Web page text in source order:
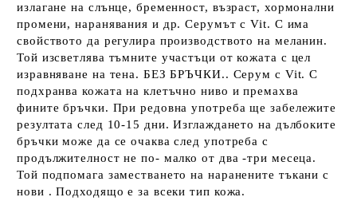
излагане на слънце, бременност, възраст, хормонални
промени, наранявания и др. Серумът с Vit. C има
свойството да регулира производството на меланин.
Той изсветлява тъмните участъци от кожата с цел
изравняване на тена. БЕЗ БРЪЧКИ.. Серум с Vit. C
подхранва кожата на клетъчно ниво и премахва
фините бръчки. При редовна употреба ще забележите
резултата след 10-15 дни. Изглаждането на дълбоките
бръчки може да се очаква след употреба с
продължителност не по- малко от два -три месеца.
Той подпомага заместването на наранените тъкани с
нови . Подходящо е за всеки тип кожа.